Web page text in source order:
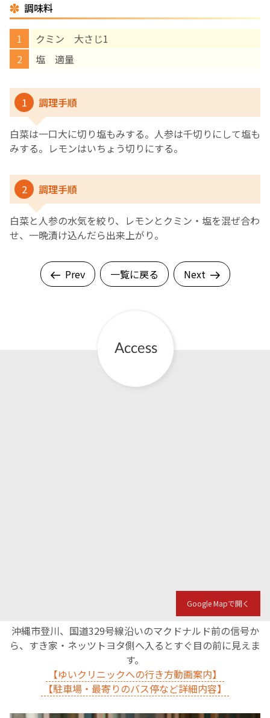
調味料
クミン 大さじ1
塩 適量
1 調理手順
白菜は一口大に切り塩もみする。人参は千切りにして塩も
みする。レモンはいちょう切りにする。
2 調理手順
白菜と人参の水気を絞り、レモンとクミン・塩を混ぜ合わ
せ、一晩漬け込んだら出来上がり。
Prev 一覧に戻る Next
Google Mapで開く
沖縄市登川、国道329号線沿いのマクドナルド前の信号か
ら、すき家・ネッツトヨタ側へ入るとすぐ目の前に見えま
す。
【ゆいクリニックへの行き方動画案内】
【駐車場・最寄りのバス停など詳細内容】
医師プロフィール